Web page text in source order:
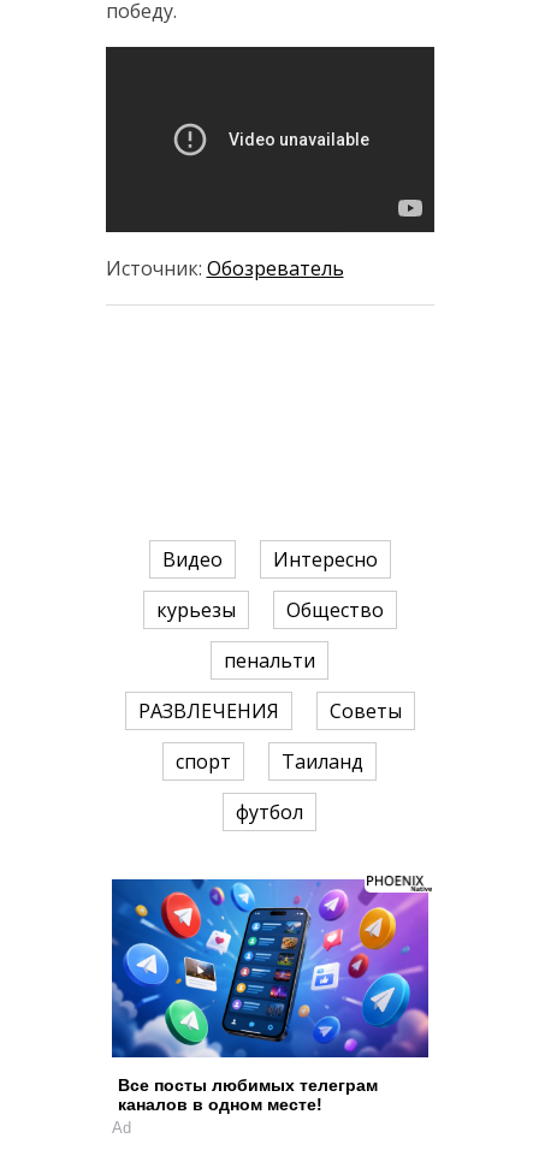
победу.
Источник: Обозреватель
Видео
Интересно
курьезы
Общество
пенальти
РАЗВЛЕЧЕНИЯ
Советы
спорт
Таиланд
футбол
Все посты любимых телеграм
каналов в одном месте!
Ad